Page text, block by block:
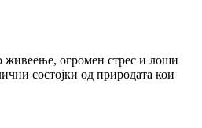
живеење, огромен стрес и лоши
состојки од природата кои